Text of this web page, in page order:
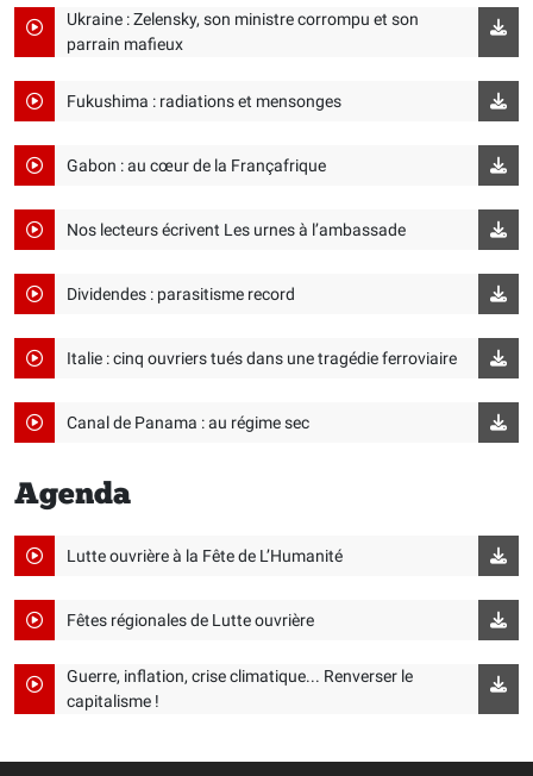
Ukraine : Zelensky, son ministre corrompu et son
parrain mafieux
Fukushima : radiations et mensonges
Gabon : au cœur de la Françafrique
Nos lecteurs écrivent Les urnes à l’ambassade
Dividendes : parasitisme record
Italie : cinq ouvriers tués dans une tragédie ferroviaire
Canal de Panama : au régime sec
Agenda
Lutte ouvrière à la Fête de L’Humanité
Fêtes régionales de Lutte ouvrière
Guerre, inflation, crise climatique... Renverser le
capitalisme !